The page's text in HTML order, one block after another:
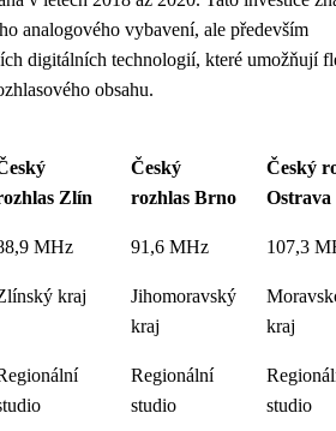
analogového vybavení, ale především
digitálních technologií, které umožňují
obsahu.
Zlín
Český
rozhlas Brno
Český
Ostrava
MHz 91,6 MHz 107,3
kraj
Jihomoravský
kraj
kraj
Regionální
studio
studio